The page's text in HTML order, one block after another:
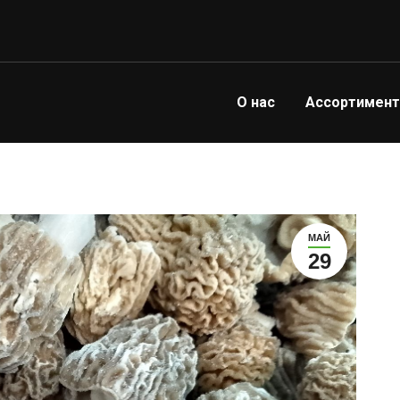
О нас Ассортимент
МАЙ
29